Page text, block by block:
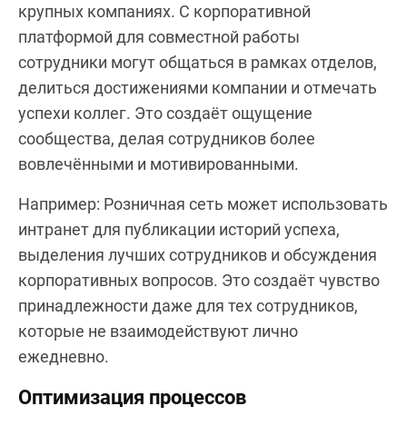
крупных компаниях. С корпоративной
платформой для совместной работы
сотрудники могут общаться в рамках отделов,
делиться достижениями компании и отмечать
успехи коллег. Это создаёт ощущение
сообщества, делая сотрудников более
вовлечёнными и мотивированными.
Например: Розничная сеть может использовать
интранет для публикации историй успеха,
выделения лучших сотрудников и обсуждения
корпоративных вопросов. Это создаёт чувство
принадлежности даже для тех сотрудников,
которые не взаимодействуют лично
ежедневно.
Оптимизация процессов